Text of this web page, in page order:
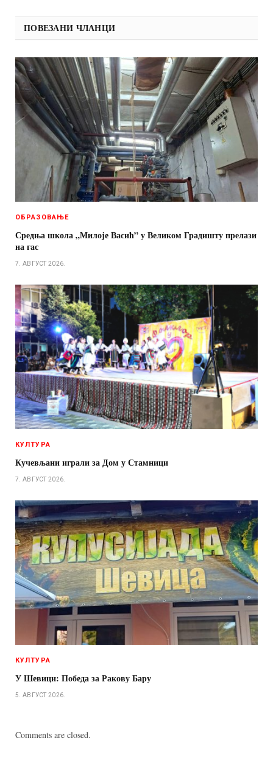
ПОВЕЗАНИ ЧЛАНЦИ
ОБРАЗОВАЊЕ
Средња школа „Милоје Васић” у Великом Градишту прелази
на гас
7. АВГУСТ 2026.
КУЛТУРА
Кучевљани играли за Дом у Стамници
7. АВГУСТ 2026.
КУЛТУРА
У Шевици: Победа за Ракову Бару
5. АВГУСТ 2026.
Comments are closed.